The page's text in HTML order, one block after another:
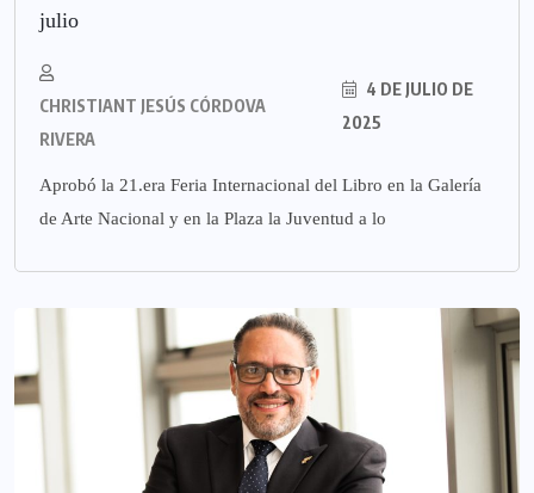
julio
CHRISTIANT JESÚS CÓRDOVA
RIVERA
4 DE JULIO DE
2025
Aprobó la 21.era Feria Internacional del Libro en la Galería
de Arte Nacional y en la Plaza la Juventud a lo